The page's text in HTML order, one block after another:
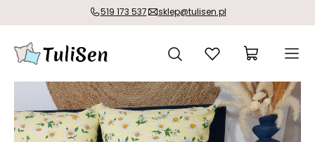
519 173 537 sklep@tulisen.pl